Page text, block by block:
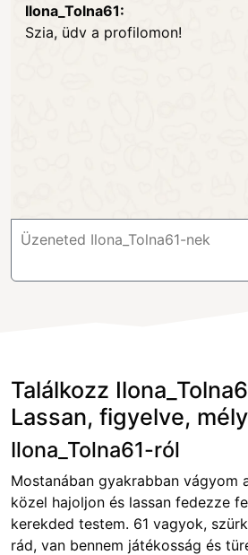
Ilona_Tolna61:
Szia, üdv a profilomon!
Találkozz
Lassan, figyelve,
Ilona_Tolna61-ról
Mostanában gyakrabban vágyom
közel hajoljon és lassan fedezze
kerekded testem. 61 vagyok,
rád, van bennem játékosság és